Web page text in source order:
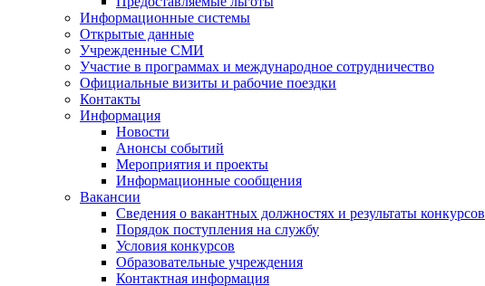
Информационные системы
Открытые данные
Учрежденные СМИ
Участие в программах и международное сотрудничество
Официальные визиты и рабочие поездки
Контакты
Информация
Новости
Анонсы событий
Мероприятия и проекты
Информационные сообщения
Вакансии
Сведения о вакантных должностях и результаты конкурсов
Порядок поступления на службу
Условия конкурсов
Образовательные учреждения
Контактная информация